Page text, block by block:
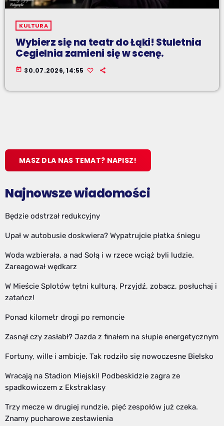
KULTURA
Wybierz się na teatr do Łąki! Stuletnia
Cegielnia zamieni się w scenę.
today 30.07.2026, 14:55
MASZ DLA NAS TEMAT? NAPISZ!
Najnowsze wiadomości
Będzie odstrzał redukcyjny
Upał w autobusie doskwiera? Wypatrujcie płatka śniegu
Woda wzbierała, a nad Sołą i w rzece wciąż byli ludzie.
Zareagował wędkarz
W Mieście Splotów tętni kulturą. Przyjdź, zobacz, posłuchaj i
zatańcz!
Ponad kilometr drogi po remoncie
Zasnął czy zasłabł? Jazda z finałem na słupie energetycznym
Fortuny, wille i ambicje. Tak rodziło się nowoczesne Bielsko
Wracają na Stadion Miejski! Podbeskidzie zagra ze
spadkowiczem z Ekstraklasy
Trzy mecze w drugiej rundzie, pięć zespołów już czeka.
Znamy pucharowe zestawienia